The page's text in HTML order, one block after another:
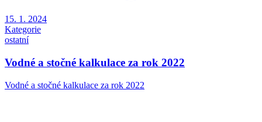
15. 1. 2024
Kategorie
ostatní
Vodné a stočné kalkulace za rok 2022
Vodné a stočné kalkulace za rok 2022